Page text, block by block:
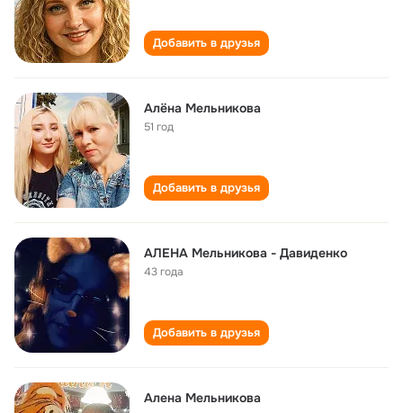
Добавить в друзья
Алёна Мельникова
51 год
Добавить в друзья
АЛЕНА Мельникова - Давиденко
43 года
Добавить в друзья
Алена Мельникова